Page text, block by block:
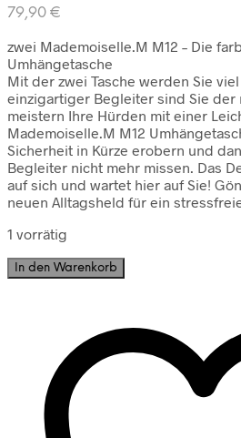
79,90 €
zwei Mademoiselle.M M12 – Die
Umhängetasche
Mit der zwei Tasche werden Sie
einzigartiger Begleiter sind Sie der
meistern Ihre Hürden mit einer
Mademoiselle.M M12
Sicherheit in Kürze erobern und
Begleiter nicht mehr missen. Das
auf sich und wartet hier auf Sie!
neuen Alltagsheld für ein
1 vorrätig
Umhängetasche
von
In den Warenkorb